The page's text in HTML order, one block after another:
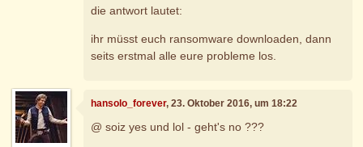
die antwort lautet:
ihr müsst euch ransomware downloaden, dann
seits erstmal alle eure probleme los.
hansolo_forever, 23. Oktober 2016, um 18:22
@ soiz yes und lol - geht's no ???